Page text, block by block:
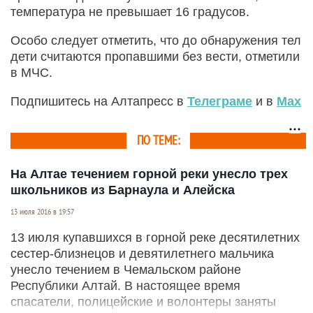
температура не превышает 16 градусов.
Особо следует отметить, что до обнаружения тел
дети считаются пропавшими без вести, отметили
в МЧС.
Подпишитесь на Алтапресс в Телеграме и в Max
ПО ТЕМЕ:
На Алтае течением горной реки унесло трех
школьников из Барнаула и Алейска
13 июля 2016 в 19:57
13 июля купавшихся в горной реке десятилетних
сестер-близнецов и девятилетнего мальчика
унесло течением в Чемальском районе
Республики Алтай. В настоящее время
спасатели, полицейские и волонтеры заняты